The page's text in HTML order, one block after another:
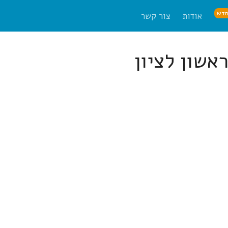
חדש אודות צור קשר